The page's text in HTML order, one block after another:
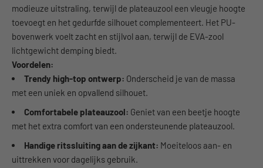
modieuze uitstraling, terwijl de plateauzool een vleugje hoogte
toevoegt en het gedurfde silhouet complementeert. Het PU-
bovenwerk voelt zacht en stijlvol aan, terwijl de EVA-zool
lichtgewicht demping biedt.
Voordelen:
Trendy high-top ontwerp: Onderscheid je van de massa
met een uniek en opvallend silhouet.
Comfortabele plateauzool: Geniet van een beetje hoogte
met het extra comfort van een ondersteunende plateauzool.
Handige ritssluiting aan de zijkant: Moeiteloos aan- en
uittrekken voor dagelijks gebruik.